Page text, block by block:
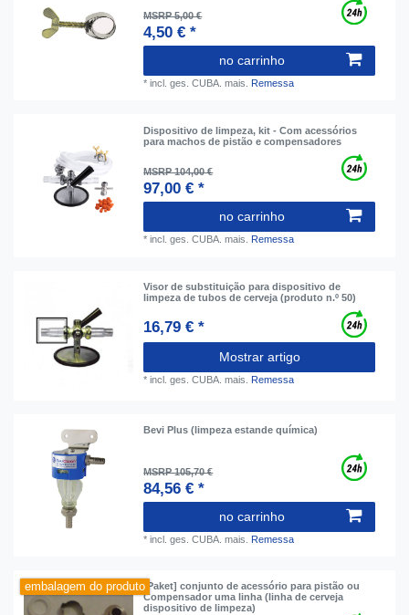
MSRP 5,00 €
4,50 € *
no carrinho
*incl. ges. CUBA. mais. Remessa
Dispositivo de limpeza, kit - Com acessórios
para machos de pistão e compensadores
MSRP 104,00 €
97,00 € *
no carrinho
*incl. ges. CUBA. mais. Remessa
Visor de substituição para dispositivo de
limpeza de tubos de cerveja (produto n.º 50)
16,79 € *
Mostrar artigo
*incl. ges. CUBA. mais. Remessa
Bevi Plus (limpeza estande química)
MSRP 105,70 €
84,56 € *
no carrinho
*incl. ges. CUBA. mais. Remessa
embalagem do produto[Paket] conjunto de acessório para pistão ou
Compensador uma linha (linha de cerveja
dispositivo de limpeza)